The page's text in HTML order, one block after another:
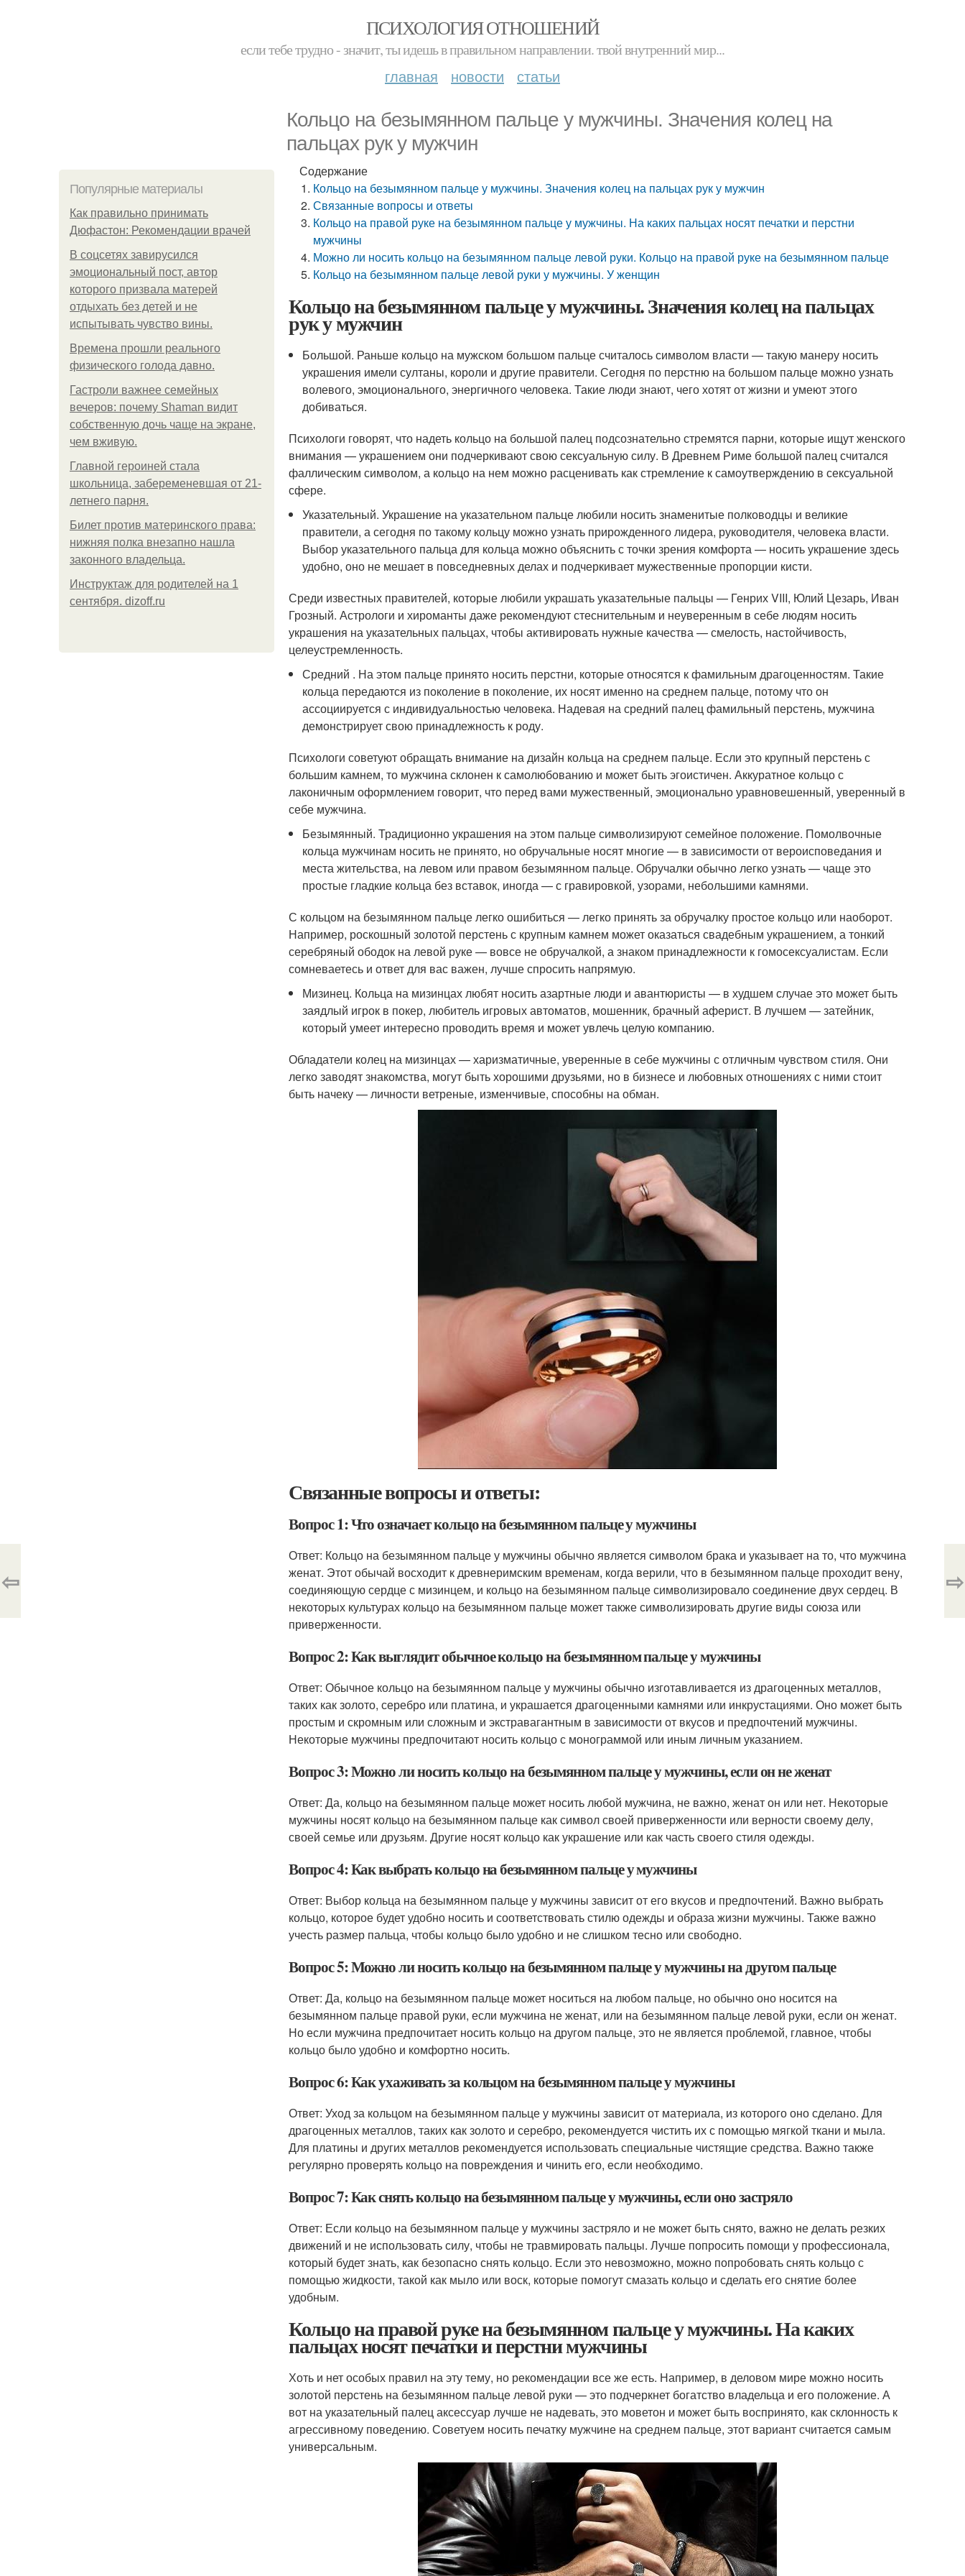
ПСИХОЛОГИЯ ОТНОШЕНИЙ
если тебе трудно - значит, ты идешь в правильном направлении. твой внутренний мир...
главная новости статьи
Кольцо на безымянном пальце у мужчины. Значения колец на
пальцах рук у мужчин
Популярные материалы
Как правильно принимать
Дюфастон: Рекомендации врачей
В соцсетях завирусился
эмоциональный пост, автор
которого призвала матерей
отдыхать без детей и не
испытывать чувство вины.
Bpeмена прошли реального
физического голода давно.
Гастроли важнее семейных
вечеров: почему Shaman видит
собственную дочь чаще на экране,
чем вживую.
Главной героиней стала
школьница, забеременевшая от 21-
летнего парня.
Билет против материнского права:
нижняя полка внезапно нашла
законного владельца.
Инструктаж для родителей на 1
сентября. dizoff.ru
Содержание
Кольцо на безымянном пальце у мужчины. Значения колец на пальцах рук у мужчин
Связанные вопросы и ответы
Кольцо на правой руке на безымянном пальце у мужчины. На каких пальцах носят печатки и перстни
мужчины
Можно ли носить кольцо на безымянном пальце левой руки. Кольцо на правой руке на безымянном пальце
Кольцо на безымянном пальце левой руки у мужчины. У женщин
Кольцо на безымянном пальце у мужчины. Значения колец на пальцах
рук у мужчин
Большой. Раньше кольцо на мужском большом пальце считалось символом власти — такую манеру носить
украшения имели султаны, короли и другие правители. Сегодня по перстню на большом пальце можно узнать
волевого, эмоционального, энергичного человека. Такие люди знают, чего хотят от жизни и умеют этого
добиваться.
Психологи говорят, что надеть кольцо на большой палец подсознательно стремятся парни, которые ищут женского
внимания — украшением они подчеркивают свою сексуальную силу. В Древнем Риме большой палец считался
фаллическим символом, а кольцо на нем можно расценивать как стремление к самоутверждению в сексуальной
сфере.
Указательный. Украшение на указательном пальце любили носить знаменитые полководцы и великие
правители, а сегодня по такому кольцу можно узнать прирожденного лидера, руководителя, человека власти.
Выбор указательного пальца для кольца можно объяснить с точки зрения комфорта — носить украшение здесь
удобно, оно не мешает в повседневных делах и подчеркивает мужественные пропорции кисти.
Среди известных правителей, которые любили украшать указательные пальцы — Генрих VIII, Юлий Цезарь, Иван
Грозный. Астрологи и хироманты даже рекомендуют стеснительным и неуверенным в себе людям носить
украшения на указательных пальцах, чтобы активировать нужные качества — смелость, настойчивость,
целеустремленность.
Средний . На этом пальце принято носить перстни, которые относятся к фамильным драгоценностям. Такие
кольца передаются из поколение в поколение, их носят именно на среднем пальце, потому что он
ассоциируется с индивидуальностью человека. Надевая на средний палец фамильный перстень, мужчина
демонстрирует свою принадлежность к роду.
Психологи советуют обращать внимание на дизайн кольца на среднем пальце. Если это крупный перстень с
большим камнем, то мужчина склонен к самолюбованию и может быть эгоистичен. Аккуратное кольцо с
лаконичным оформлением говорит, что перед вами мужественный, эмоционально уравновешенный, уверенный в
себе мужчина.
Безымянный. Традиционно украшения на этом пальце символизируют семейное положение. Помолвочные
кольца мужчинам носить не принято, но обручальные носят многие — в зависимости от вероисповедания и
места жительства, на левом или правом безымянном пальце. Обручалки обычно легко узнать — чаще это
простые гладкие кольца без вставок, иногда — с гравировкой, узорами, небольшими камнями.
С кольцом на безымянном пальце легко ошибиться — легко принять за обручалку простое кольцо или наоборот.
Например, роскошный золотой перстень с крупным камнем может оказаться свадебным украшением, а тонкий
серебряный ободок на левой руке — вовсе не обручалкой, а знаком принадлежности к гомосексуалистам. Если
сомневаетесь и ответ для вас важен, лучше спросить напрямую.
Мизинец. Кольца на мизинцах любят носить азартные люди и авантюристы — в худшем случае это может быть
заядлый игрок в покер, любитель игровых автоматов, мошенник, брачный аферист. В лучшем — затейник,
который умеет интересно проводить время и может увлечь целую компанию.
Обладатели колец на мизинцах — харизматичные, уверенные в себе мужчины с отличным чувством стиля. Они
легко заводят знакомства, могут быть хорошими друзьями, но в бизнесе и любовных отношениях с ними стоит
быть начеку — личности ветреные, изменчивые, способны на обман.
Связанные вопросы и ответы:
Вопрос 1: Что означает кольцо на безымянном пальце у мужчины
Ответ: Кольцо на безымянном пальце у мужчины обычно является символом брака и указывает на то, что мужчина
женат. Этот обычай восходит к древнеримским временам, когда верили, что в безымянном пальце проходит вену,
соединяющую сердце с мизинцем, и кольцо на безымянном пальце символизировало соединение двух сердец. В
некоторых культурах кольцо на безымянном пальце может также символизировать другие виды союза или
приверженности.
Вопрос 2: Как выглядит обычное кольцо на безымянном пальце у мужчины
Ответ: Обычное кольцо на безымянном пальце у мужчины обычно изготавливается из драгоценных металлов,
таких как золото, серебро или платина, и украшается драгоценными камнями или инкрустациями. Оно может быть
простым и скромным или сложным и экстравагантным в зависимости от вкусов и предпочтений мужчины.
Некоторые мужчины предпочитают носить кольцо с монограммой или иным личным указанием.
Вопрос 3: Можно ли носить кольцо на безымянном пальце у мужчины, если он не женат
Ответ: Да, кольцо на безымянном пальце может носить любой мужчина, не важно, женат он или нет. Некоторые
мужчины носят кольцо на безымянном пальце как символ своей приверженности или верности своему делу,
своей семье или друзьям. Другие носят кольцо как украшение или как часть своего стиля одежды.
Вопрос 4: Как выбрать кольцо на безымянном пальце у мужчины
Ответ: Выбор кольца на безымянном пальце у мужчины зависит от его вкусов и предпочтений. Важно выбрать
кольцо, которое будет удобно носить и соответствовать стилю одежды и образа жизни мужчины. Также важно
учесть размер пальца, чтобы кольцо было удобно и не слишком тесно или свободно.
Вопрос 5: Можно ли носить кольцо на безымянном пальце у мужчины на другом пальце
Ответ: Да, кольцо на безымянном пальце может носиться на любом пальце, но обычно оно носится на
безымянном пальце правой руки, если мужчина не женат, или на безымянном пальце левой руки, если он женат.
Но если мужчина предпочитает носить кольцо на другом пальце, это не является проблемой, главное, чтобы
кольцо было удобно и комфортно носить.
Вопрос 6: Как ухаживать за кольцом на безымянном пальце у мужчины
Ответ: Уход за кольцом на безымянном пальце у мужчины зависит от материала, из которого оно сделано. Для
драгоценных металлов, таких как золото и серебро, рекомендуется чистить их с помощью мягкой ткани и мыла.
Для платины и других металлов рекомендуется использовать специальные чистящие средства. Важно также
регулярно проверять кольцо на повреждения и чинить его, если необходимо.
Вопрос 7: Как снять кольцо на безымянном пальце у мужчины, если оно застряло
Ответ: Если кольцо на безымянном пальце у мужчины застряло и не может быть снято, важно не делать резких
движений и не использовать силу, чтобы не травмировать пальцы. Лучше попросить помощи у профессионала,
который будет знать, как безопасно снять кольцо. Если это невозможно, можно попробовать снять кольцо с
помощью жидкости, такой как мыло или воск, которые помогут смазать кольцо и сделать его снятие более
удобным.
Кольцо на правой руке на безымянном пальце у мужчины. На каких
пальцах носят печатки и перстни мужчины
Хоть и нет особых правил на эту тему, но рекомендации все же есть. Например, в деловом мире можно носить
золотой перстень на безымянном пальце левой руки — это подчеркнет богатство владельца и его положение. А
вот на указательный палец аксессуар лучше не надевать, это моветон и может быть воспринято, как склонность к
агрессивному поведению. Советуем носить печатку мужчине на среднем пальце, этот вариант считается самым
универсальным.
⇦ ⇨